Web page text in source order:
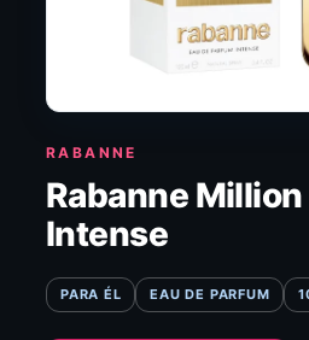
RABANNE
Rabanne Million
Intense
PARA ÉL EAU DE PARFUM